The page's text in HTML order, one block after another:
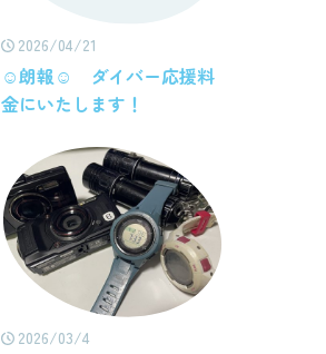
2026/04/21
☺朗報☺ ダイバー応援料
金にいたします！
2026/03/4